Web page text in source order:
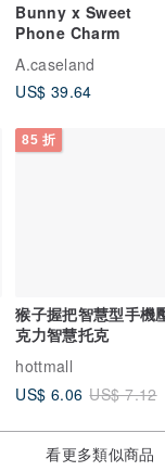
Bunny x Sweet
Phone Charm
A.caseland
US$ 39.64
85 折
猴子握把智慧型手機
克力智慧托克
hottmall
US$ 6.06 US$ 7.12
看更多類似商品